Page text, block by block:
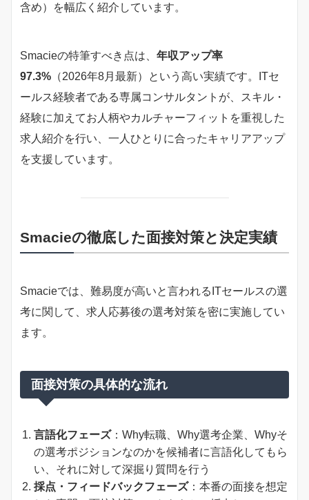
含め）を幅広く紹介しています。
Smacieの特筆すべき点は、 年収アップ率
97.3% （2026年8月最新）という高い実績です。ITセ
ールス経験者である専属コンサルタントが、スキル・
経験に加えてお人柄やカルチャーフィットを重視した
求人紹介を行い、一人ひとりに合ったキャリアアップ
を支援しています。
Smacieの徹底した面接対策と決定実績
Smacieでは、難易度が高いと言われるITセールスの選
考に関して、求人応募後の選考対策を密に実施してい
ます。
面接対策の具体的な流れ
言語化フェーズ：Why転職、Why選考企業、Whyそ
の選考ポジションなのかを候補者に言語化してもら
い、それに対して深掘り質問を行う
採点・フィードバックフェーズ：本番の面接を想定